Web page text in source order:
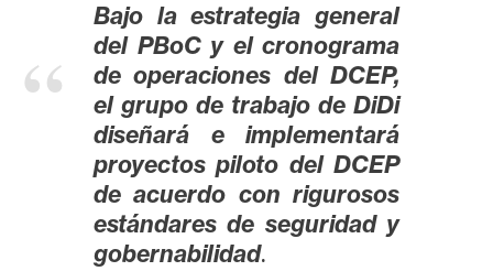
Bajo la estrategia general
del PBoC y el cronograma
de operaciones del DCEP,
el grupo de trabajo de DiDi
diseñará e implementará
proyectos piloto del DCEP
de acuerdo con rigurosos
estándares de seguridad y
gobernabilidad.